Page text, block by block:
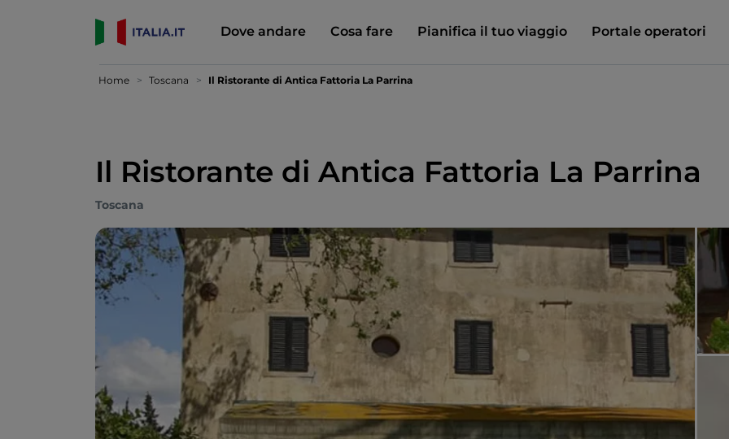
Dove andare Cosa fare Pianifica il tuo viaggio Portale operatori
Home Toscana Il Ristorante di Antica Fattoria La Parrina
Il Ristorante di Antica Fattoria La Parrina
Toscana